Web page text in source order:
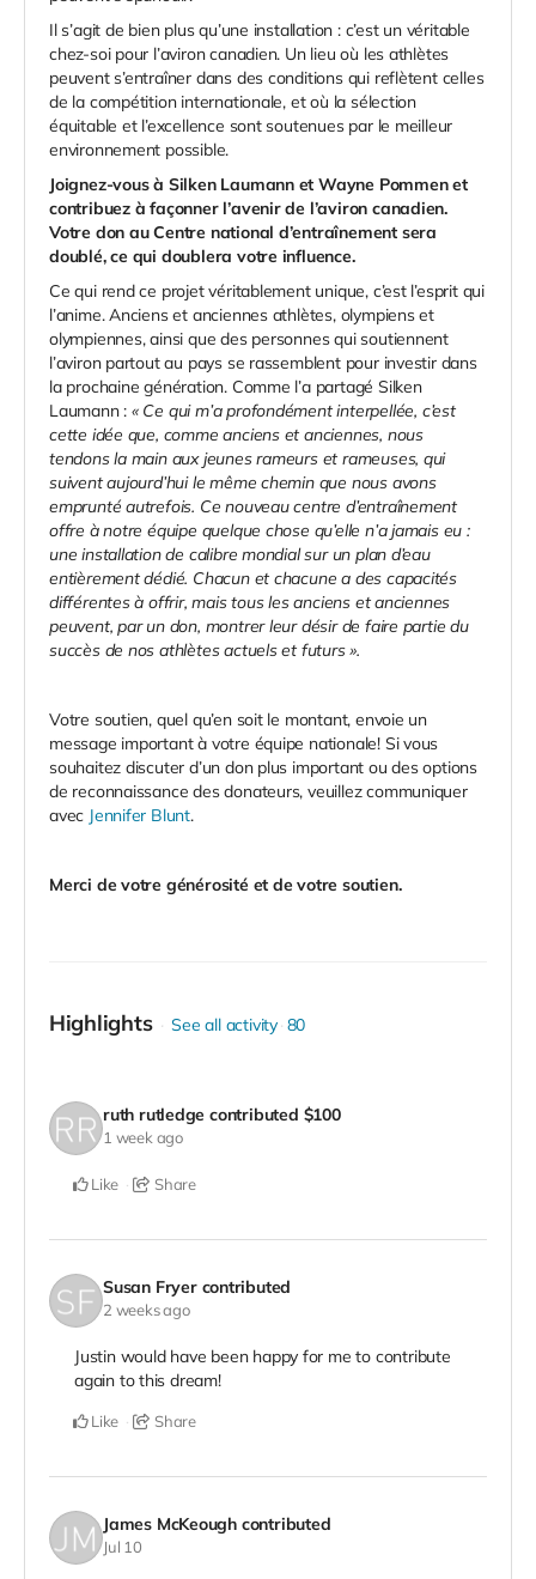
Il s’agit de bien plus qu’une installation : c’est un véritable
chez-soi pour l’aviron canadien. Un lieu où les athlètes
peuvent s’entraîner dans des conditions qui reflètent celles
de la compétition internationale, et où la sélection
équitable et l’excellence sont soutenues par le meilleur
environnement possible.
Joignez-vous à Silken Laumann et Wayne Pommen et
contribuez à façonner l’avenir de l’aviron canadien.
Votre don au Centre national d’entraînement sera
doublé, ce qui doublera votre influence.
Ce qui rend ce projet véritablement unique, c’est l’esprit qui
l’anime. Anciens et anciennes athlètes, olympiens et
olympiennes, ainsi que des personnes qui soutiennent
l’aviron partout au pays se rassemblent pour investir dans
la prochaine génération. Comme l’a partagé Silken
Laumann : « Ce qui m’a profondément interpellée, c’est
cette idée que, comme anciens et anciennes, nous
tendons la main aux jeunes rameurs et rameuses, qui
suivent aujourd’hui le même chemin que nous avons
emprunté autrefois. Ce nouveau centre d’entraînement
offre à notre équipe quelque chose qu’elle n’a jamais eu :
une installation de calibre mondial sur un plan d’eau
entièrement dédié. Chacun et chacune a des capacités
différentes à offrir, mais tous les anciens et anciennes
peuvent, par un don, montrer leur désir de faire partie du
succès de nos athlètes actuels et futurs ».
Votre soutien, quel qu’en soit le montant, envoie un
message important à votre équipe nationale! Si vous
souhaitez discuter d’un don plus important ou des options
de reconnaissance des donateurs, veuillez communiquer
avec Jennifer Blunt.
Merci de votre générosité et de votre soutien.
Highlights See all activity 80
ruth rutledge contributed $100
1 week ago
Like Share
Susan Fryer contributed
2 weeks ago
Justin would have been happy for me to contribute
again to this dream!
Like Share
James McKeough contributed
Jul 10